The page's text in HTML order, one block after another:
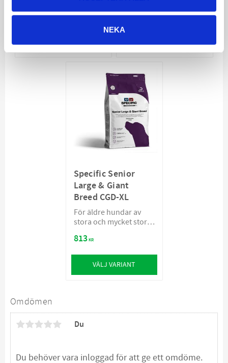
NEKA
Omdömen
Du
474KR 474KR
Specific Senior
Large & Giant
Breed CGD-XL
För äldre hundar av
stora och mycket stora
813KR
VÄLJ VARIANT